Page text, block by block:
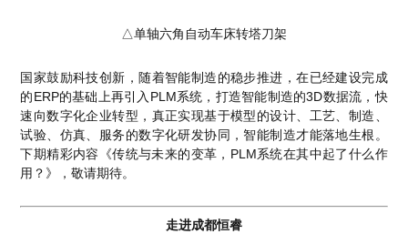
△单轴六角自动车床转塔刀架
国家鼓励科技创新，随着智能制造的稳步推进，在已经建设完成
的ERP的基础上再引入PLM系统，打造智能制造的3D数据流，快
速向数字化企业转型，真正实现基于模型的设计、工艺、制造、
试验、仿真、服务的数字化研发协同，智能制造才能落地生根。
下期精彩内容《传统与未来的变革，PLM系统在其中起了什么作
用？》，敬请期待。
走进成都恒睿